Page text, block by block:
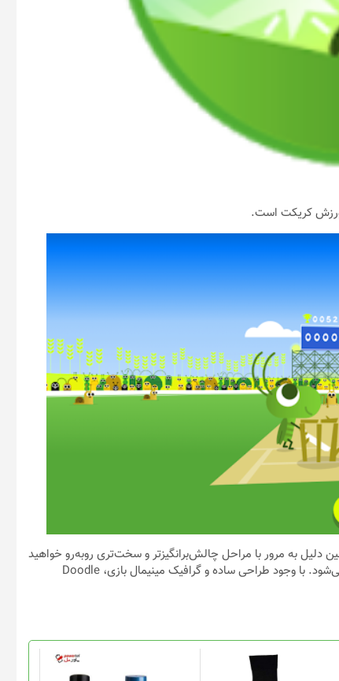
به مرور با مراحل چالش‌برانگیزتر و سخت‌تری روبه‌رو خواهید
شد. گیم‌پلی بازی به زمان‌بندی دقیق و لحظه زدن ضربه به توپ خلاصه می‌شود. با وجود طراحی ساده و گرافیک مینیمال بازی، Doodle
این